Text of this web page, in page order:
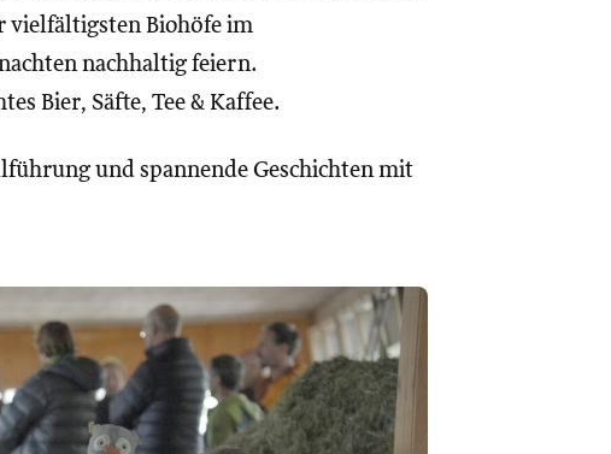
vielfältigsten Biohöfe im
nachhaltig feiern.
Bier, Säfte, Tee & Kaffee.
und spannende Geschichten mit